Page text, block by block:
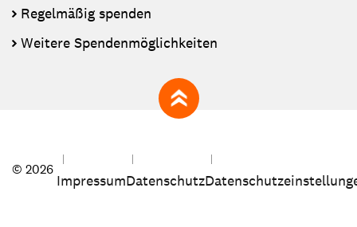
Regelmäßig spenden
Weitere Spendenmöglichkeiten
zum Seitenanfang
© 2026
ImpressumDatenschutz